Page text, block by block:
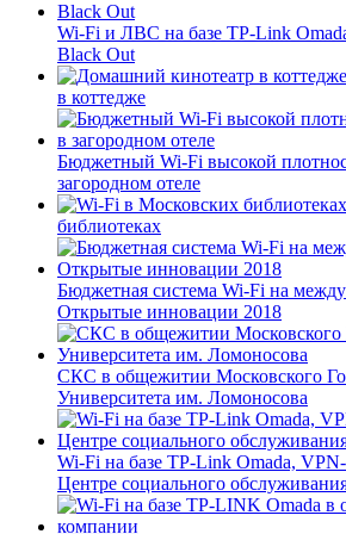
Wi-Fi и ЛВС на базе TP-Link
Black Out
в коттедже
Бюджетный Wi-Fi высокой
загородном отеле
библиотеках
Бюджетная система Wi-Fi на
Открытые инновации 2018
СКС в общежитии Московского
Университета им. Ломоносова
Wi-Fi на базе TP-Link Omada,
Центре социального